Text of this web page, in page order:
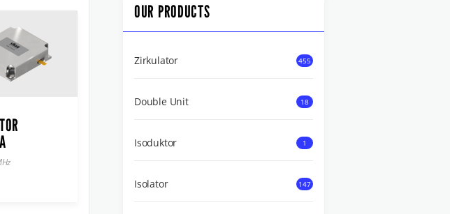
OUR PRODUCTS
Zirkulator 455
Double Unit 18
Isoduktor 1
Isolator 147